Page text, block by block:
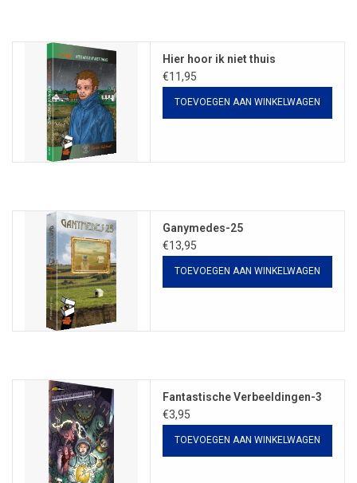
Hier hoor ik niet thuis
€11,95
TOEVOEGEN AAN WINKELWAGEN
Ganymedes-25
€13,95
TOEVOEGEN AAN WINKELWAGEN
Fantastische Verbeeldingen-3
€3,95
TOEVOEGEN AAN WINKELWAGEN